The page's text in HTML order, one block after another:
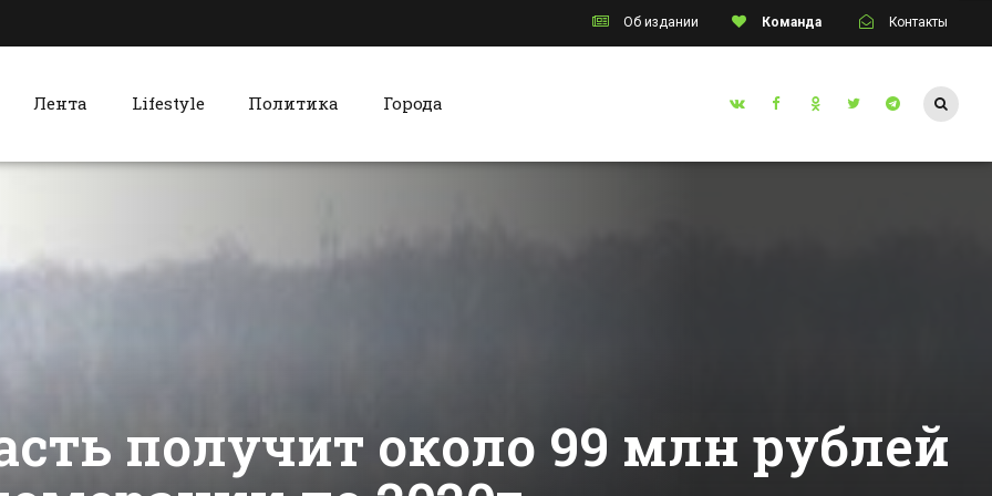
Об издании Команда Контакты
Лента Lifestyle Политика Города
грабителя
Батайска
получит около 99 млн рублей